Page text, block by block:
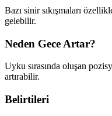
Bazı sinir sıkışmaları
gelebilir.
Neden Gece Artar?
Uyku sırasında oluşan
artırabilir.
Belirtileri